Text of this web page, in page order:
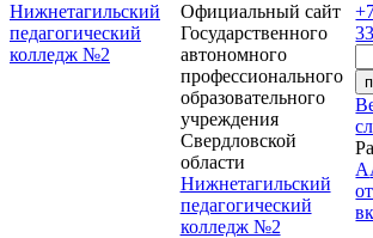
Нижнетагильский
педагогический
колледж №2
A
Официальный сайт
Государственного
автономного
профессионального
образовательного
учреждения
Свердловской
области
Нижнетагильский
педагогический
колледж №2